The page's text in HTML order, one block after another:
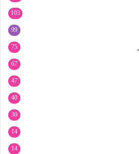
103
99
75
67
47
40
30
14
14